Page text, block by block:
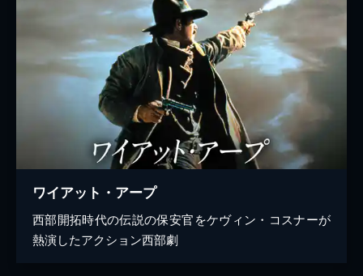
ワイアット・アープ
西部開拓時代の伝説の保安官をケヴィン・コスナーが
熱演したアクション西部劇